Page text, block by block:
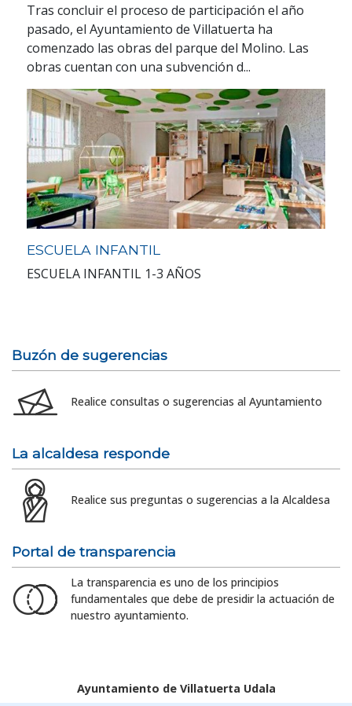
Tras concluir el proceso de participación el año
pasado, el Ayuntamiento de Villatuerta ha
comenzado las obras del parque del Molino. Las
obras cuentan con una subvención d...
ESCUELA INFANTIL
ESCUELA INFANTIL 1-3 AÑOS
Buzón de sugerencias
Realice consultas o sugerencias al Ayuntamiento
La alcaldesa responde
Realice sus preguntas o sugerencias a la Alcaldesa
Portal de transparencia
La transparencia es uno de los principios
fundamentales que debe de presidir la actuación de
nuestro ayuntamiento.
Ayuntamiento de Villatuerta Udala